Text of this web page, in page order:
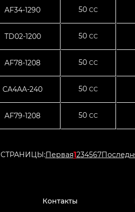
AF34-1290 50 CC
TD02-1200 50 CC
AF78-1208 50 CC
CA4AA-240 50 CC
AF79-1208 50 CC
СТРАНИЦЫ:Первая1234567
Контакты